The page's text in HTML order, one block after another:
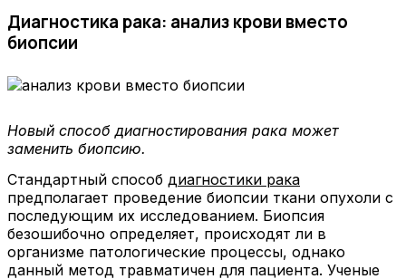
Диагностика рака: анализ крови вместо
биопсии
Новый способ диагностирования рака может
заменить биопсию.
Стандартный способ диагностики рака
предполагает проведение биопсии ткани опухоли с
последующим их исследованием. Биопсия
безошибочно определяет, происходят ли в
организме патологические процессы, однако
данный метод травматичен для пациента. Ученые